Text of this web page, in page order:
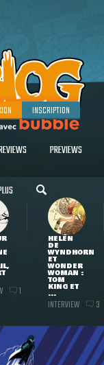
INSCRIPTION
PREVIEWS
1
HELEN
DE
WYNDHORN
ET
WONDER
WOMAN :
TOM
KING ET
...
INTERVIEW 3